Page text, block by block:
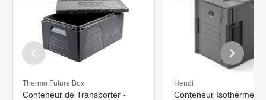
Thermo Future Box
Conteneur de Transporter -
Hendi
Conteneur Isotherme